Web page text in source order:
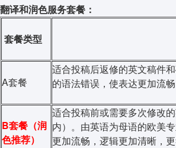
翻译和润色服务套餐：
套餐类型
A套餐
适合投稿后返修的英文稿件
的语法错误，使表达更加流
B套餐 （润
色推荐）
适合投稿前或需要多次修改
内）。由英语为母语的欧美
更加流畅，逻辑更加清晰，